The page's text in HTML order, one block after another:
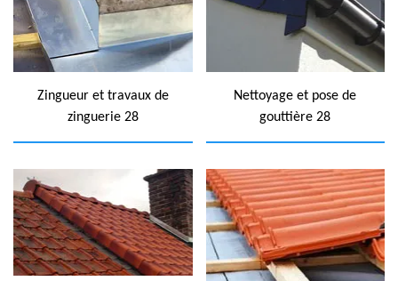
Zingueur et travaux de
zinguerie 28
Nettoyage et pose de
gouttière 28